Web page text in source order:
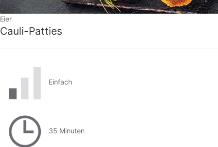
Eier
Cauli-Patties
Einfach
35 Minuten